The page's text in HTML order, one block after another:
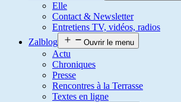
Elle
Contact & Newsletter
Entretiens TV, vidéos, radios
Zalblog
Ouvrir le menu
Actu
Chroniques
Presse
Rencontres à la Terrasse
Textes en ligne